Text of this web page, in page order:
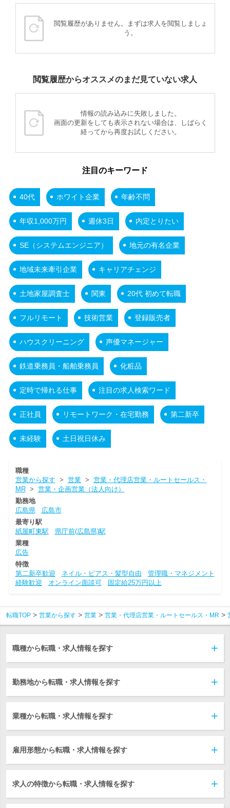
閲覧履歴がありません。まずは求人を閲覧しましょ
う。
閲覧履歴からオススメのまだ見ていない求人
情報の読み込みに失敗しました。
画面の更新をしても表示されない場合は、しばらく
経ってから再度お試しください。
注目のキーワード
40代 ホワイト企業 年齢不問
年収1,000万円 週休3日 内定とりたい
SE（システムエンジニア） 地元の有名企業
地域未来牽引企業 キャリアチェンジ
土地家屋調査士 関東 20代 初めて転職
フルリモート 技術営業 登録販売者
ハウスクリーニング 声優マネージャー
鉄道乗務員・船舶乗務員 化粧品
定時で帰れる仕事 注目の求人検索ワード
正社員 リモートワーク・在宅勤務 第二新卒
未経験 土日祝日休み
職種
営業から探す > 営業> 営業・代理店営業・ルートセールス・
MR> 営業・企画営業（法人向け）
勤務地
広島県
広島市
最寄り駅
紙屋町東駅
県庁前(広島県)駅
業種
広告
特徴
第二新卒歓迎
ネイル・ピアス・髪型自由
管理職・マネジメント
経験歓迎
オンライン面談可 固定給25万円以上
転職TOP 営業から探す 営業 営業・代理店営業・ルートセールス・MR
職種から転職・求人情報を探す
勤務地から転職・求人情報を探す
業種から転職・求人情報を探す
雇用形態から転職・求人情報を探す
求人の特徴から転職・求人情報を探す